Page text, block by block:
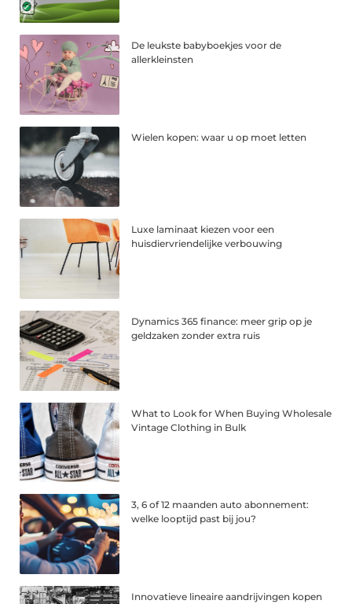
De leukste babyboekjes voor de
allerkleinsten
Wielen kopen: waar u op moet letten
Luxe laminaat kiezen voor een
huisdiervriendelijke verbouwing
Dynamics 365 finance: meer grip op je
geldzaken zonder extra ruis
What to Look for When Buying Wholesale
Vintage Clothing in Bulk
3, 6 of 12 maanden auto abonnement:
welke looptijd past bij jou?
Innovatieve lineaire aandrijvingen kopen